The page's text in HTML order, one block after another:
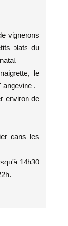
vignerons
plats du
le
angevine .
environ de
dans les
14h30